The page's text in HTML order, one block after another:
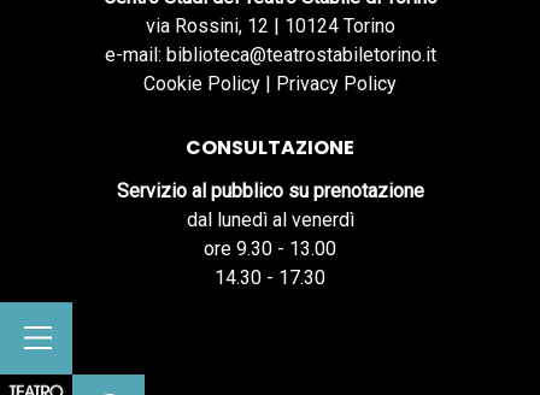
via Rossini, 12 | 10124 Torino
e-mail: biblioteca@teatrostabiletorino.it
Cookie Policy | Privacy Policy
CONSULTAZIONE
Servizio al pubblico su prenotazione
dal lunedì al venerdì
ore 9.30 - 13.00
14.30 - 17.30